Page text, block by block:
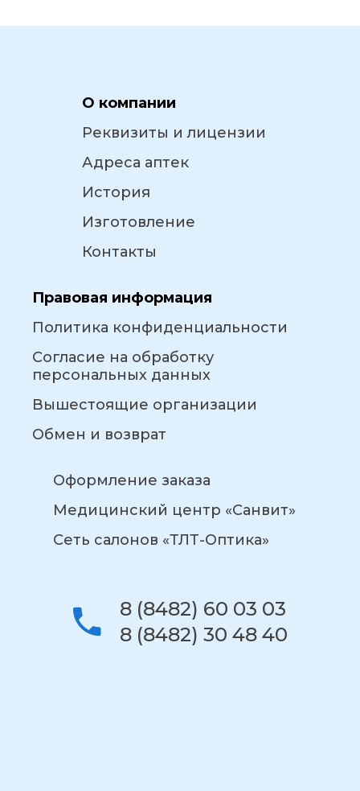
О компании
Реквизиты и лицензии
Адреса аптек
История
Изготовление
Контакты
Правовая информация
Политика конфиденциальности
Согласие на обработку
персональных данных
Вышестоящие организации
Обмен и возврат
Оформление заказа
Медицинский центр «Санвит»
Сеть салонов «ТЛТ-Оптика»
8 (8482) 60 03 03
8 (8482) 30 48 40